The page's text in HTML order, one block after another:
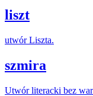
liszt
utwórLiszta.
szmira
Utwórliteracki bez